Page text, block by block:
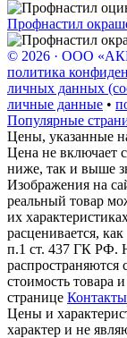
Профнастил
© 2026 · ООО
политика
личных данных
личные данные •
Популярные
Цены, указанные
Цена не включает
ниже, так и выше
Изображения на
реальный товар
их
расценивается,
п.1 ст. 437 ГК РФ.
распространяются
стоимость товара
странице Контакты
Цены и
характер и не